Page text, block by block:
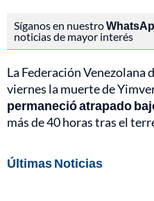
Síganos en nuestro
noticias de mayor interés
La Federación Venezolana
viernes la muerte de
permaneció atrapado
más de 40 horas tras el
Últimas Noticias